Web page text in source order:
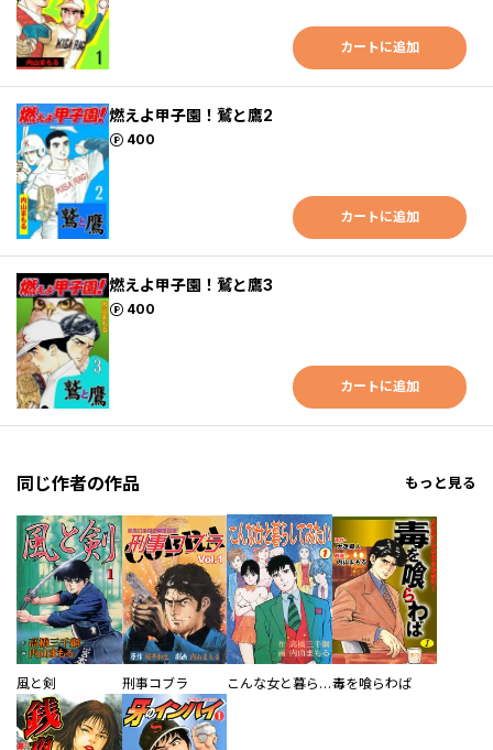
カートに追加
燃えよ甲子園！鷲と鷹2
400
ポイント
カートに追加
燃えよ甲子園！鷲と鷹3
400
ポイント
カートに追加
同じ作者の作品 もっと見る
風と剣 刑事コブラ こんな女と暮らしてみたい毒を喰らわば